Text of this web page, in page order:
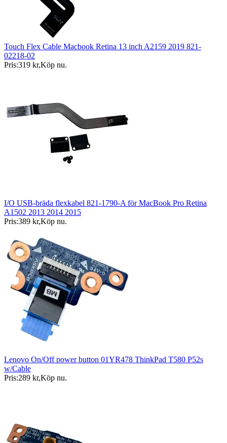
Touch Flex Cable Macbook Retina 13 inch A2159 2019 821-
02218-02
Pris:319 kr,Köp nu.
I/O USB-bräda flexkabel 821-1790-A för MacBook Pro Retina
A1502 2013 2014 2015
Pris:389 kr,Köp nu.
Lenovo On/Off power button 01YR478 ThinkPad T580 P52s
w/Cable
Pris:289 kr,Köp nu.